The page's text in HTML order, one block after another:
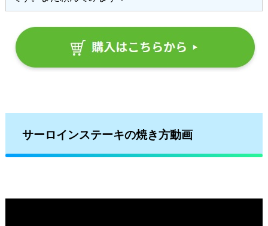
サーロインステーキの焼き方動画